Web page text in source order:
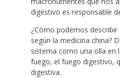
digestivo es responsable
¿Cómo podemos
según la medicina china?
sistema como una olla en
fuego, el fuego digestivo,
digestiva.